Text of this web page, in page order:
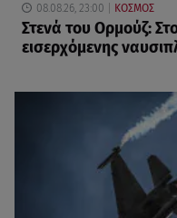
08.08.26, 23:00 ΚΟΣΜΟΣ
Στενά του Ορμούζ:
εισερχόμενης